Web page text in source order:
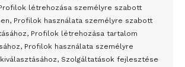
létrehozása személyre szabott
Profilok használata személyre szabott
Profilok létrehozása tartalom
Profilok használata személyre
Szolgáltatások fejlesztése
egyetemi programjainak legjobbjai az
energetikai ötletek lettek
jelentkezik